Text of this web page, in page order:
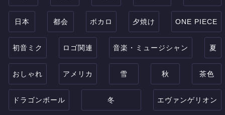
日本 都会 ボカロ 夕焼け ONE PIECE
初音ミク ロゴ関連 音楽・ミュージシャン 夏
おしゃれ アメリカ 雪 秋 茶色
ドラゴンボール 冬 エヴァンゲリオン